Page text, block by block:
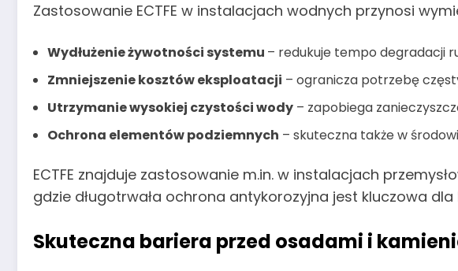
Zastosowanie ECTFE w instalacjach wodnych przynosi
Wydłużenie żywotności systemu – redukuje tempo degradacji
Zmniejszenie kosztów eksploatacji – ogranicza potrzebę
Utrzymanie wysokiej czystości wody – zapobiega
Ochrona elementów podziemnych – skuteczna także w
ECTFE znajduje zastosowanie m.in. w instalacjach
gdzie długotrwała ochrona antykorozyjna jest kluczowa
Skuteczna bariera przed osadami i